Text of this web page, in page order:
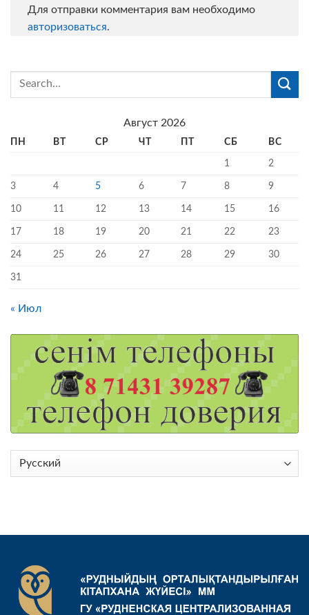
Для отправки комментария вам необходимо
авторизоваться.
Август 2026
ПН ВТ СР ЧТ ПТ СБ ВС
1 2
3 4 5 6 7 8 9
10 11 12 13 14 15 16
17 18 19 20 21 22 23
24 25 26 27 28 29 30
31
« Июл
Выбрать